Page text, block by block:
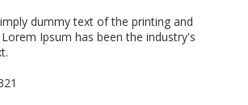
dummy text of the printing and
Ipsum has been the industry's